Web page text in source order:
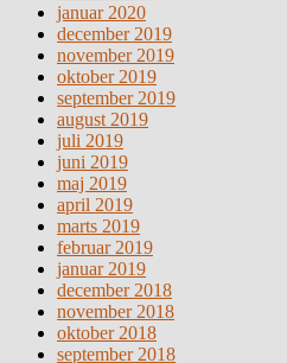
januar 2020
december 2019
november 2019
oktober 2019
september 2019
august 2019
juli 2019
juni 2019
maj 2019
april 2019
marts 2019
februar 2019
januar 2019
december 2018
november 2018
oktober 2018
september 2018